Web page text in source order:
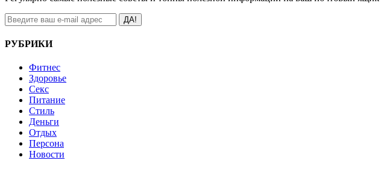
ДА!
РУБРИКИ
Фитнес
Здоровье
Секс
Питание
Стиль
Деньги
Отдых
Персона
Новости